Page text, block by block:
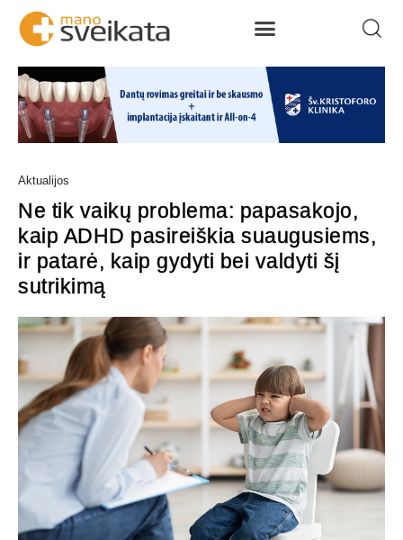
Aktualijos
Ne tik vaikų problema: papasakojo,
kaip ADHD pasireiškia suaugusiems,
ir patarė, kaip gydyti bei valdyti šį
sutrikimą